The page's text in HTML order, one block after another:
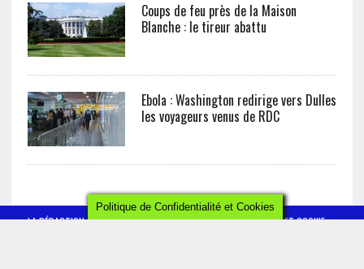
Coups de feu près de la Maison
Blanche : le tireur abattu
Ebola : Washington redirige vers Dulles
les voyageurs venus de RDC
LA RÉDACTION CONTACT
POLITIQUE DE CONFIDENTIALITÉ ET COOKIE
Politique de Confidentialité et Cookies